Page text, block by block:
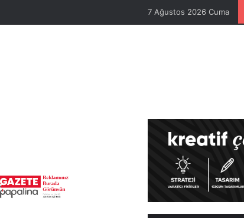
7 Ağustos 2026 Cuma